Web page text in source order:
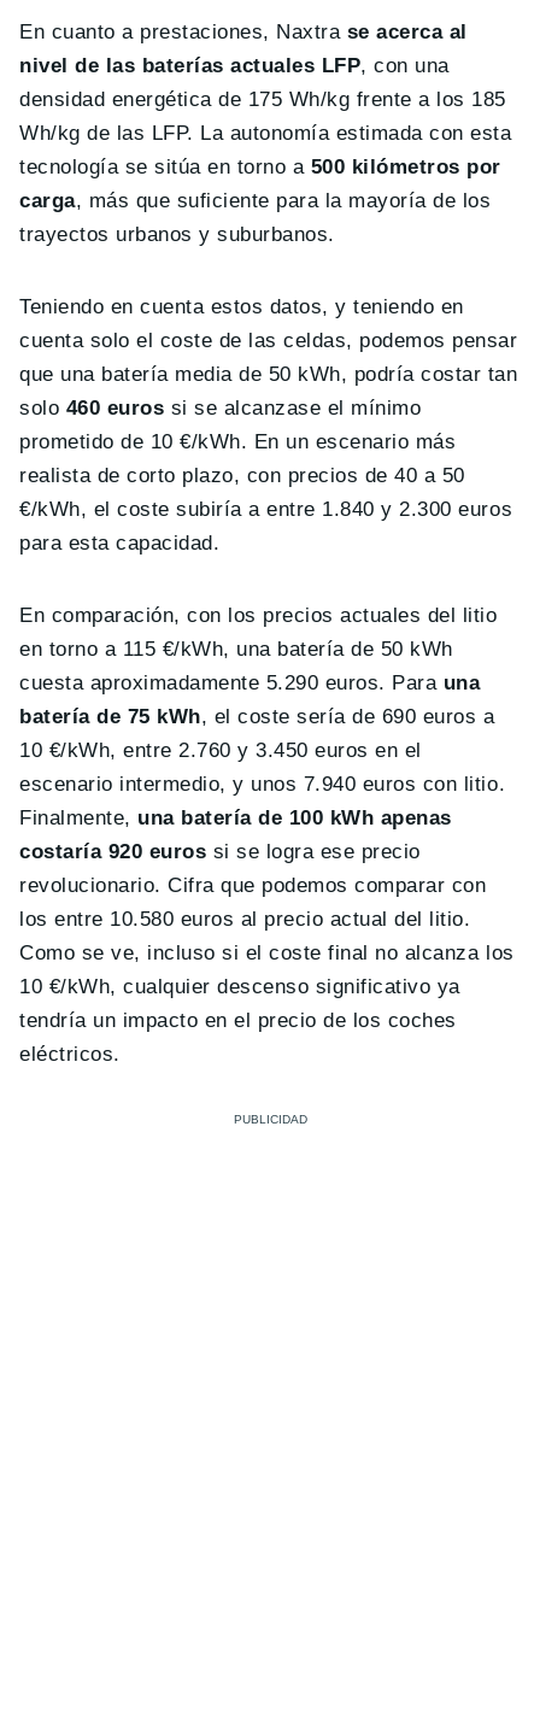
En cuanto a prestaciones, Naxtra se acerca al
nivel de las baterías actuales LFP, con una
densidad energética de 175 Wh/kg frente a los 185
Wh/kg de las LFP. La autonomía estimada con esta
tecnología se sitúa en torno a 500 kilómetros por
carga, más que suficiente para la mayoría de los
trayectos urbanos y suburbanos.
Teniendo en cuenta estos datos, y teniendo en
cuenta solo el coste de las celdas, podemos pensar
que una batería media de 50 kWh, podría costar tan
solo 460 euros si se alcanzase el mínimo
prometido de 10 €/kWh. En un escenario más
realista de corto plazo, con precios de 40 a 50
€/kWh, el coste subiría a entre 1.840 y 2.300 euros
para esta capacidad.
En comparación, con los precios actuales del litio
en torno a 115 €/kWh, una batería de 50 kWh
cuesta aproximadamente 5.290 euros. Parauna
batería de 75 kWh, el coste sería de 690 euros a
10 €/kWh, entre 2.760 y 3.450 euros en el
escenario intermedio, y unos 7.940 euros con litio.
Finalmente, una batería de 100 kWh apenas
costaría 920 euros si se logra ese precio
revolucionario. Cifra que podemos comparar con
los entre 10.580 euros al precio actual del litio.
Como se ve, incluso si el coste final no alcanza los
10 €/kWh, cualquier descenso significativo ya
tendría un impacto en el precio de los coches
eléctricos.